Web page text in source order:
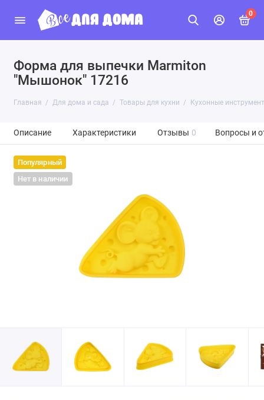
0
Форма для выпечки Marmiton
"Мышонок" 17216
Главная Для дома и сада Товары для кухни Кухонные
Описание Характеристики Отзывы 0 Вопросы и
Популярный
Нет в наличии